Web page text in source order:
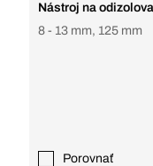
Nástroj na
8 - 13 mm, 125 mm
Porovnať